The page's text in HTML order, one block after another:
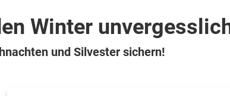
Winter
und Silvester sichern!